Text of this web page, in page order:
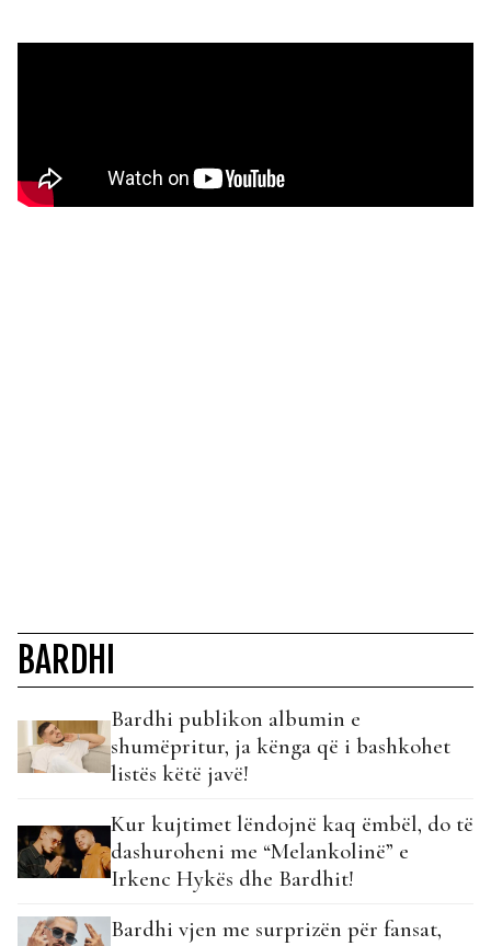
BARDHI
Bardhi publikon albumin e
shumëpritur, ja kënga që i bashkohet
listës këtë javë!
Kur kujtimet lëndojnë kaq ëmbël, do të
dashuroheni me “Melankolinë” e
Irkenc Hykës dhe Bardhit!
Bardhi vjen me surprizën për fansat,